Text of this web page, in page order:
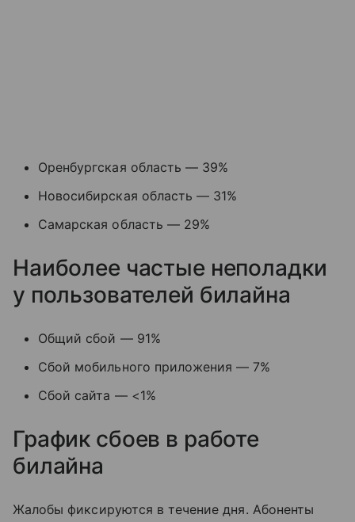
Оренбургская область — 39%
Новосибирская область — 31%
Самарская область — 29%
Наиболее частые неполадки
у пользователей билайна
Общий сбой — 91%
Сбой мобильного приложения — 7%
Сбой сайта — <1%
График сбоев в работе
билайна
Жалобы фиксируются в течение дня. Абоненты